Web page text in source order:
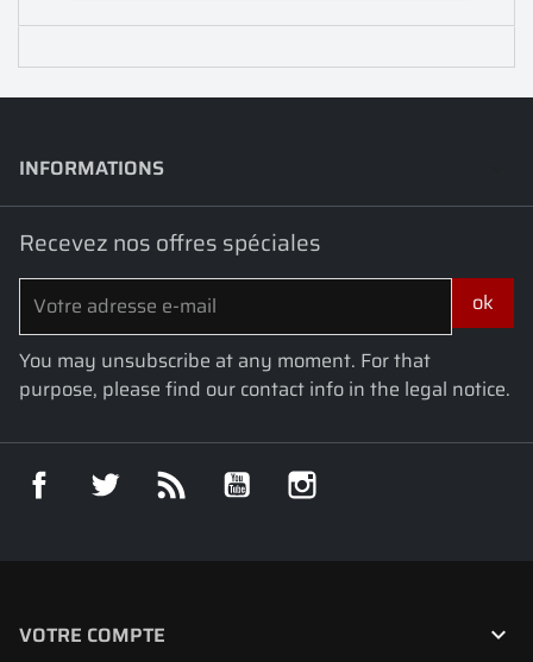
INFORMATIONS
Recevez nos offres spéciales
You may unsubscribe at any moment. For that
purpose, please find our contact info in the legal notice.
Facebook Twitter YouTube
VOTRE COMPTE 